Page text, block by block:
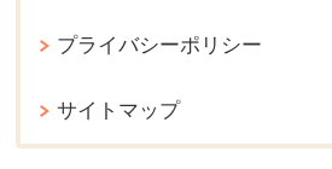
プライバシーポリシー
サイトマップ